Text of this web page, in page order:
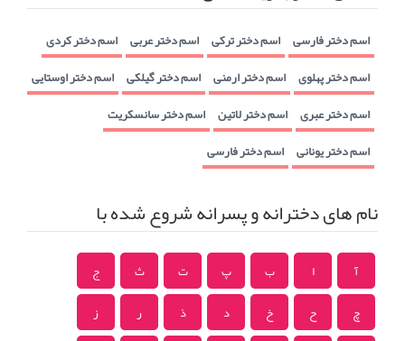
اسم دختر فارسی اسم دختر ترکی اسم دختر عربی اسم دختر کردی
اسم دختر پهلوی اسم دختر ارمنی اسم دختر گیلکی اسم دختر اوستایی
اسم دختر عبری اسم دختر لاتین اسم دختر سانسکریت
اسم دختر یونانی اسم دختر فارسی
نام های دخترانه و پسرانه شروع شده با
آ ا ب پ ت ث
ج
چ
ح خ د ذ ر
ز